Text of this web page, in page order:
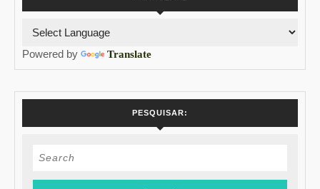
Powered by Translate
PESQUISAR:
Search